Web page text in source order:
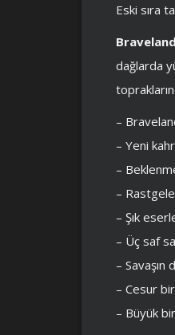
Eski sıra
dağlarda
–
– Yeni
–
–
– Şık
– Üç saf
– Savaşın
– Cesur
– Büyük